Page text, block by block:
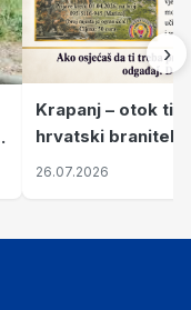
Krapanj – otok
hrvatski branitelji
pronalaze mir
26.07.2026
›